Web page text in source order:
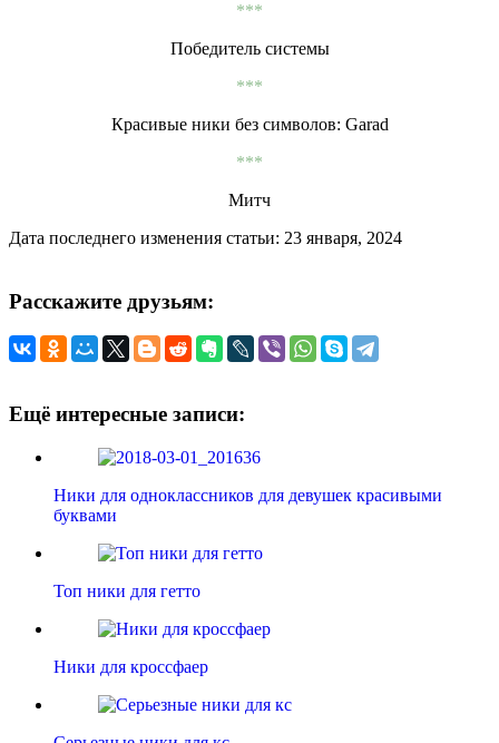
***
Победитель системы
***
Красивые ники без символов: Garad
***
Митч
Дата последнего изменения статьи: 23 января, 2024
Расскажите друзьям:
Ещё интересные записи:
Ники для одноклассников для девушек красивыми
буквами
Топ ники для гетто
Ники для кроссфаер